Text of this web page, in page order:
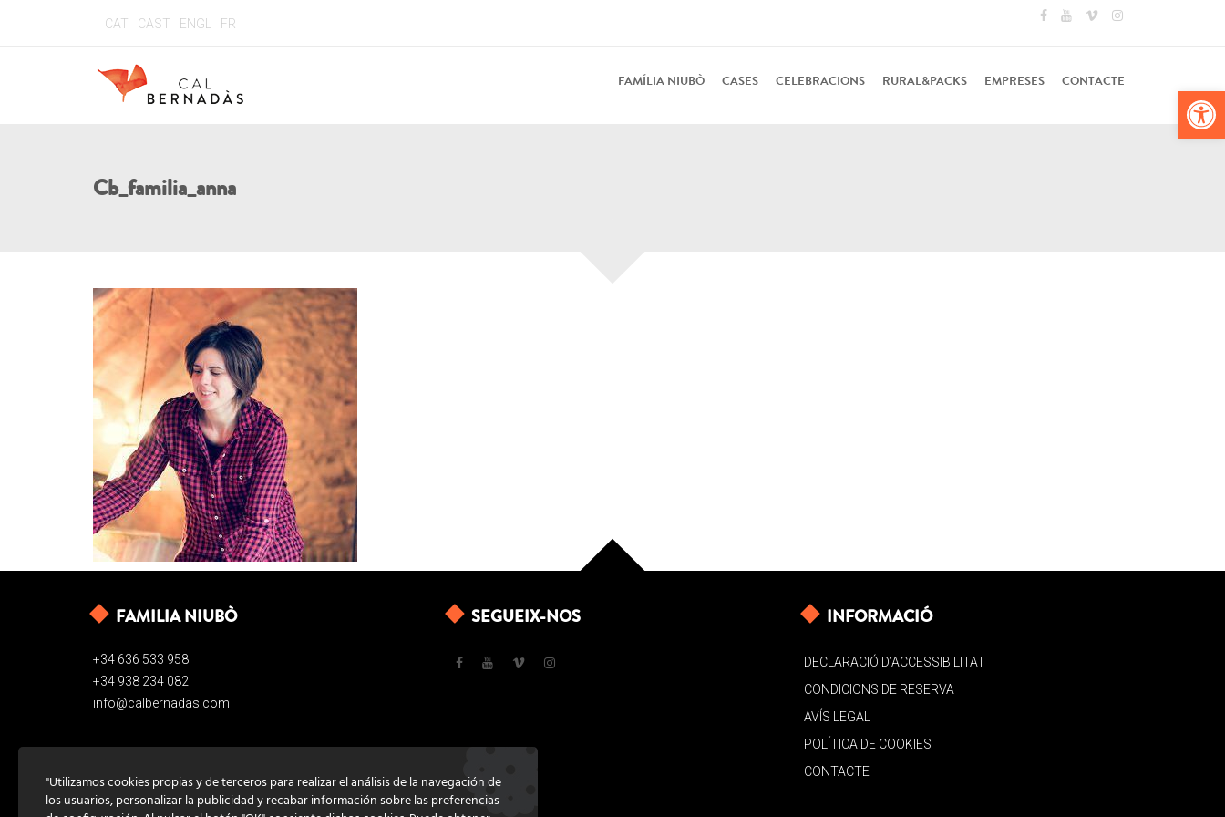
CAT CAST ENGL FR
FAMÍLIA NIUBÒ CASES CELEBRACIONS RURAL&PACKS EMPRESES CONTACTE
Cb_familia_anna
FAMILIA NIUBÒ
+34 636 533 958
+34 938 234 082
info@calbernadas.com
SEGUEIX-NOS INFORMACIÓ
DECLARACIÓ D’ACCESSIBILITAT
CONDICIONS DE RESERVA
AVÍS LEGAL
POLÍTICA DE COOKIES
CONTACTE
"Utilizamos cookies propias y de terceros para realizar el análisis de la navegación de
los usuarios, personalizar la publicidad y recabar información sobre las preferencias